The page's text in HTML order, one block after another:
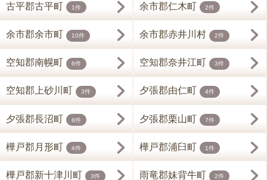
古平郡古平町 1件 余市郡仁木町 2件
余市郡余市町 10件 余市郡赤井川村 2件
空知郡南幌町 6件 空知郡奈井江町 3件
空知郡上砂川町 3件 夕張郡由仁町 4件
夕張郡長沼町 8件 夕張郡栗山町 7件
樺戸郡月形町 4件 樺戸郡浦臼町 1件
樺戸郡新十津川町 3件 雨竜郡妹背牛町 2件